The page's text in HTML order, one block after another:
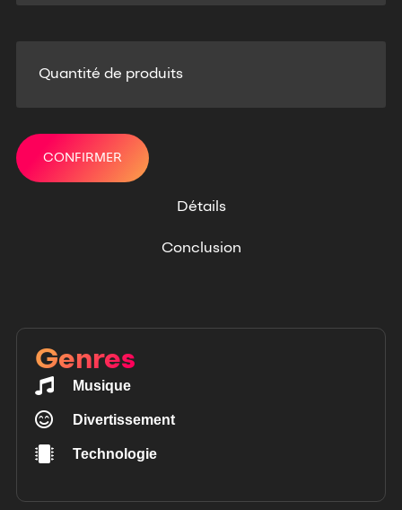
Genres
Musique
Divertissement
Technologie
Détails
Conclusion